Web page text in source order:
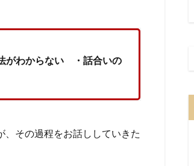
がわからない ・話合いの
その過程をお話ししていきた